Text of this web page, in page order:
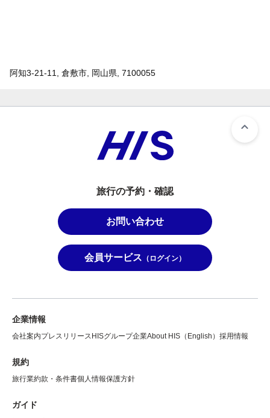
阿知3-21-11, 倉敷市, 岡山県, 7100055
旅行の予約・確認
お問い合わせ
会員サービス （ログイン）
企業情報
会社案内プレスリリース HISグループ企業About HIS（English） 採用情報
規約
旅行業約款・条件書個人情報保護方針
ガイド